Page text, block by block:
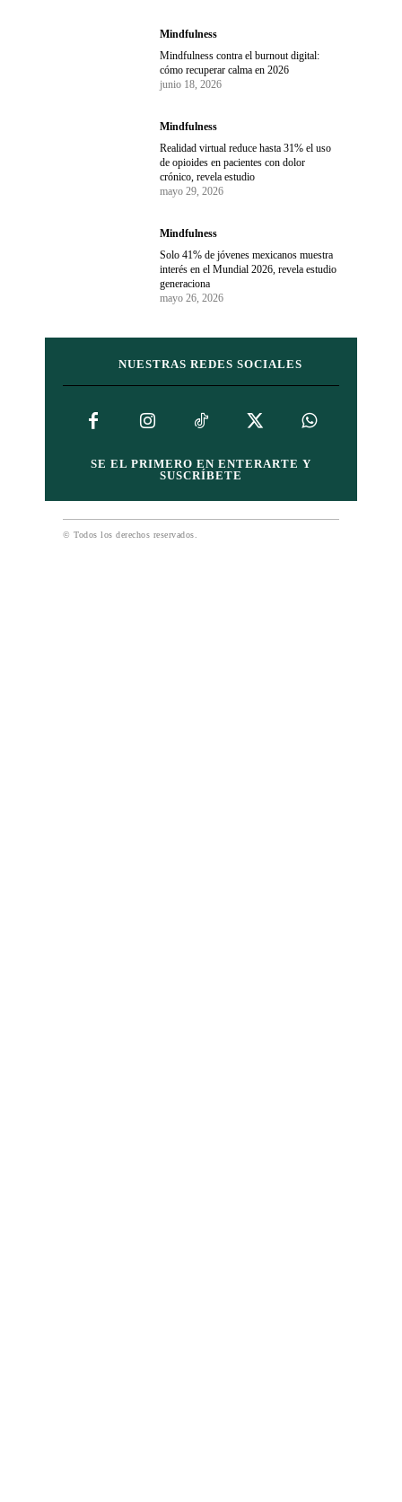
Mindfulness
Mindfulness contra el burnout digital:
cómo recuperar calma en 2026
junio 18, 2026
Mindfulness
Realidad virtual reduce hasta 31% el uso
de opioides en pacientes con dolor
crónico, revela estudio
mayo 29, 2026
Mindfulness
Solo 41% de jóvenes mexicanos muestra
interés en el Mundial 2026, revela estudio
generaciona
mayo 26, 2026
NUESTRAS REDES SOCIALES
SE EL PRIMERO EN ENTERARTE Y
SUSCRÍBETE
© Todos los derechos reservados.